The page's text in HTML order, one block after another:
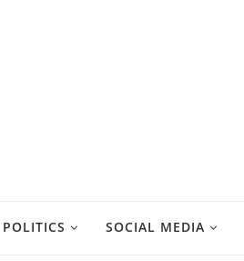
POLITICS SOCIAL MEDIA